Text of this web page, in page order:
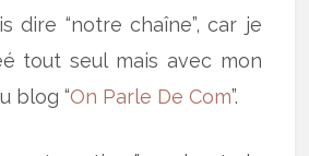
dire “notre chaîne”, car je
tout seul mais avec mon
blog “On Parle De Com”.